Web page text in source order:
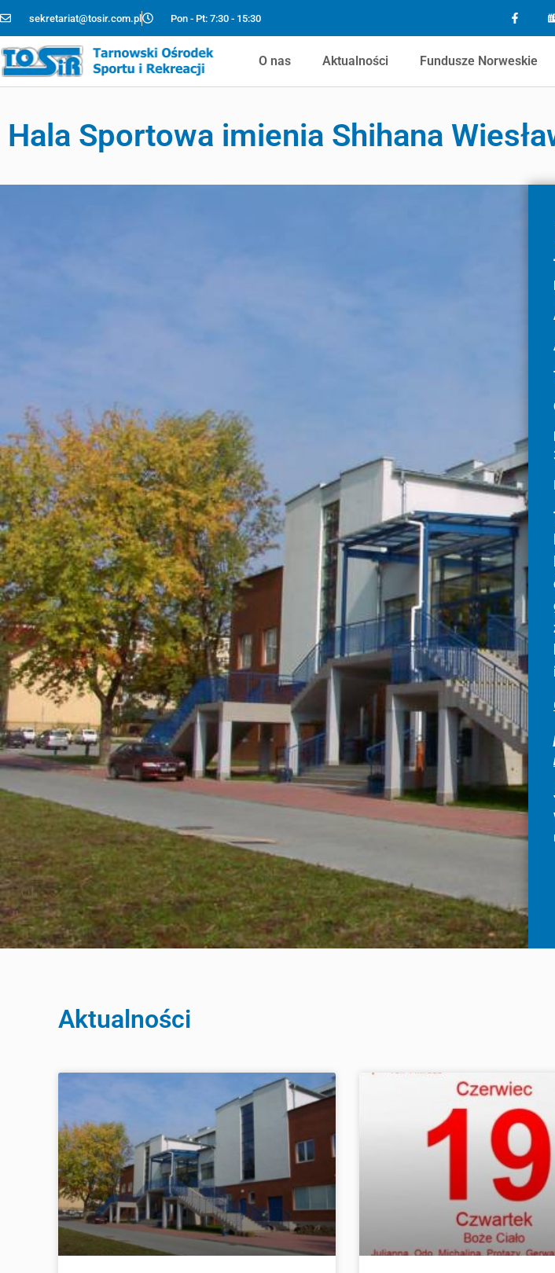
sekretariat@tosir.com.pl Pon - Pt: 7:30 - 15:30
O nas Aktualności Fundusze Norweskie
Hala Sportowa imienia Shihana
Aktualności